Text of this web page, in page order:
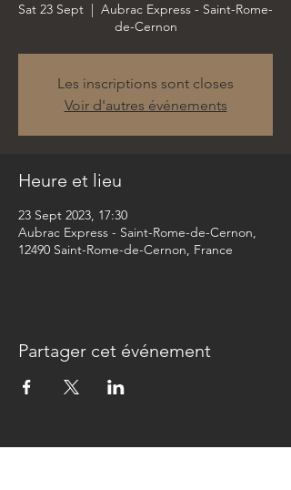
Sat 23 Sept
  |
Aubrac Express - Saint-Rome-
de-Cernon
Les inscriptions sont closes
Voir d'autres événements
Heure et lieu
23 Sept 2023, 17:30
Aubrac Express - Saint-Rome-de-Cernon,
12490 Saint-Rome-de-Cernon, France
Partager cet événement